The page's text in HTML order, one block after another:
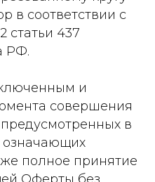
в соответствии с
статьи 437
РФ.
и
совершения
в
означающих
полное принятие